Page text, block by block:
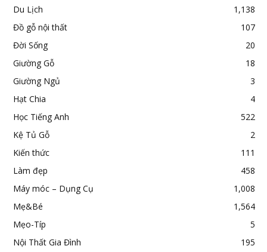
Du Lịch
1,138
Đồ gỗ nội thất
107
Đời Sống
20
Giường Gỗ
18
Giường Ngủ
3
Hạt Chia
4
Học Tiếng Anh
522
Kệ Tủ Gỗ
2
Kiến thức
111
Làm đẹp
458
Máy móc – Dụng Cụ
1,008
Mẹ&Bé
1,564
Mẹo-Típ
5
Nội Thất Gia Đình
195